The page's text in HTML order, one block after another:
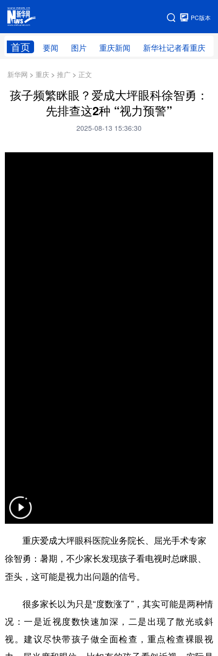
PC版本
首页 要闻 图片 重庆新闻 新华社记者看重庆
网站地图
新华网 > 重庆 > 推广 > 正文
孩子频繁眯眼？爱成大坪眼科徐智勇：
先排查这2种 “视力预警”
2025-08-13 15:36:30
重庆爱成大坪眼科医院业务院长、屈光手术专家
徐智勇： 暑期，不少家长发现孩子看电视时总眯眼、
歪头，这可能是视力出问题的信号。
很多家长以为只是“度数涨了”，其实可能是两种情
况：一是近视度数快速加深，二是出现了散光或斜
视。建议尽快带孩子做全面检查，重点检查裸眼视